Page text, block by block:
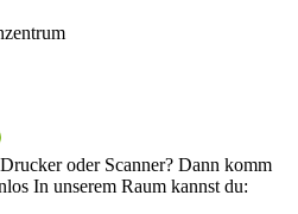
oder Scanner? Dann komm
In unserem Raum kannst du: